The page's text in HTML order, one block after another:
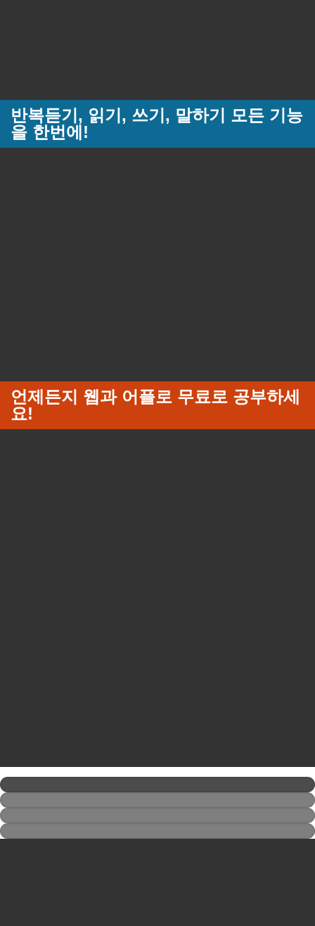
반복듣기, 읽기, 쓰기, 말하기 모든 기능
을 한번에!
언제든지 웹과 어플로 무료로 공부하세
요!